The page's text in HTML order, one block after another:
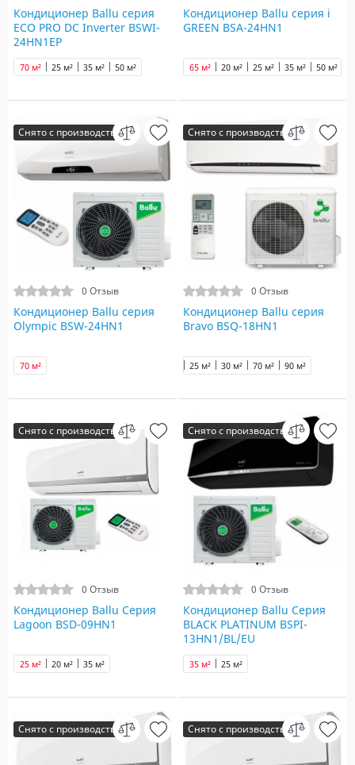
Кондиционер Ballu серия
ECO PRO DC Inverter BSWI-
24HN1EP
25 м² 35 м² 50 м²
70 м²
Кондиционер Ballu серия i
GREEN BSA-24HN1
20 м² 25 м² 35 м² 50 м²
65 м²
Снято с производства
0 Отзыв
Кондиционер Ballu серия
Olympic BSW-24HN1
70 м²
Снято с производства
0 Отзыв
Кондиционер Ballu серия
Bravo BSQ-18HN1
25 м² 30 м² 70 м² 90 м²
Снято с производства
0 Отзыв
Кондиционер Ballu Серия
Lagoon BSD-09HN1
20 м²
25 м² 35 м²
Снято с производства
0 Отзыв
Кондиционер Ballu Серия
BLACK PLATINUM BSPI-
13HN1/BL/EU
25 м²
35 м²
Снято с производства Снято с производства